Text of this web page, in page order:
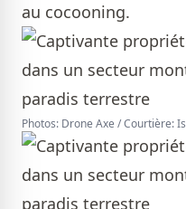
au cocooning.
Photos: Drone Axe / Courtière: